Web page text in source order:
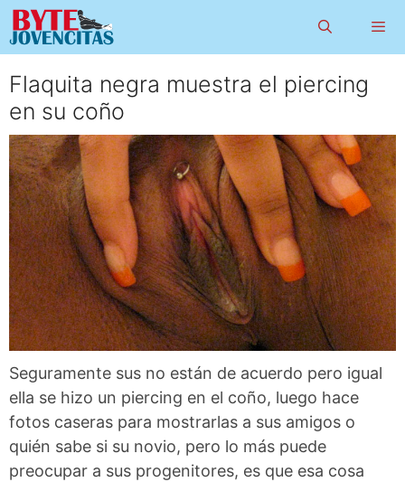
Saltar
al
contenido
Flaquita negra muestra el piercing
en su coño
Seguramente sus no están de acuerdo pero igual
ella se hizo un piercing en el coño, luego hace
fotos caseras para mostrarlas a sus amigos o
quién sabe si su novio, pero lo más puede
preocupar a sus progenitores, es que esa cosa